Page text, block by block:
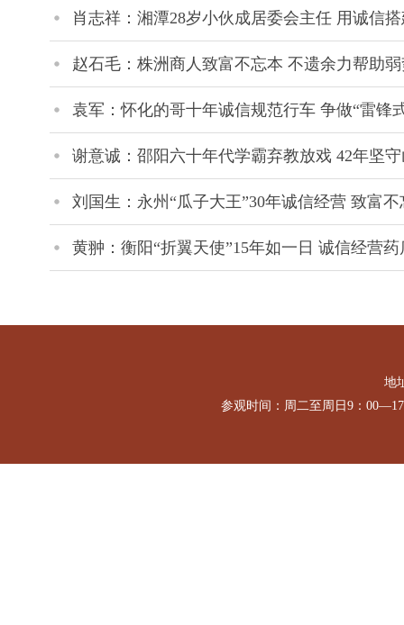
肖志祥：湘潭28岁小伙成居委会主任 用诚信
赵石毛：株洲商人致富不忘本 不遗余力帮助
袁军：怀化的哥十年诚信规范行车 争做“雷锋
谢意诚：邵阳六十年代学霸弃教放戏 42年坚
刘国生：永州“瓜子大王”30年诚信经营 致富
黄翀：衡阳“折翼天使”15年如一日 诚信经营
地
参观时间：周二至周日9：